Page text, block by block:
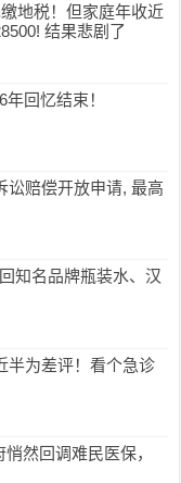
地税！但家庭年收近
结果悲剧了
回忆结束！
讼赔偿开放申请, 最高
知名品牌瓶装水、汉
半为差评！看个急诊
然回调难民医保，